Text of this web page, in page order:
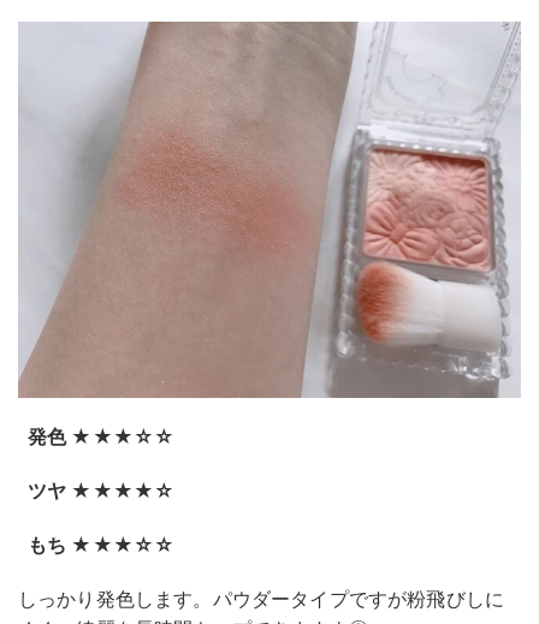
発色 ★★★☆☆
ツヤ ★★★★☆
もち ★★★☆☆
しっかり発色します。パウダータイプですが粉飛びしに